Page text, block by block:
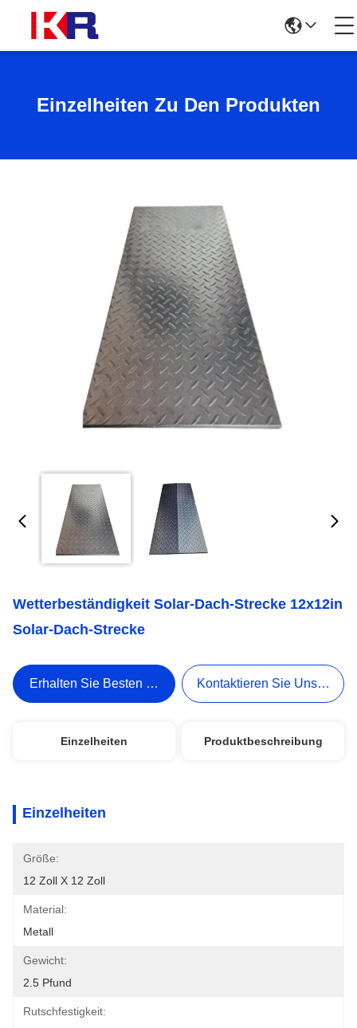
Einzelheiten Zu Den Produkten
Wetterbeständigkeit Solar-Dach-Strecke 12x12in
Solar-Dach-Strecke
Erhalten Sie Besten Preis Kontaktieren Sie Uns Jetzt
Einzelheiten Produktbeschreibung
Einzelheiten
Größe:
12 Zoll X 12 Zoll
Material:
Metall
Gewicht:
2.5 Pfund
Rutschfestigkeit: